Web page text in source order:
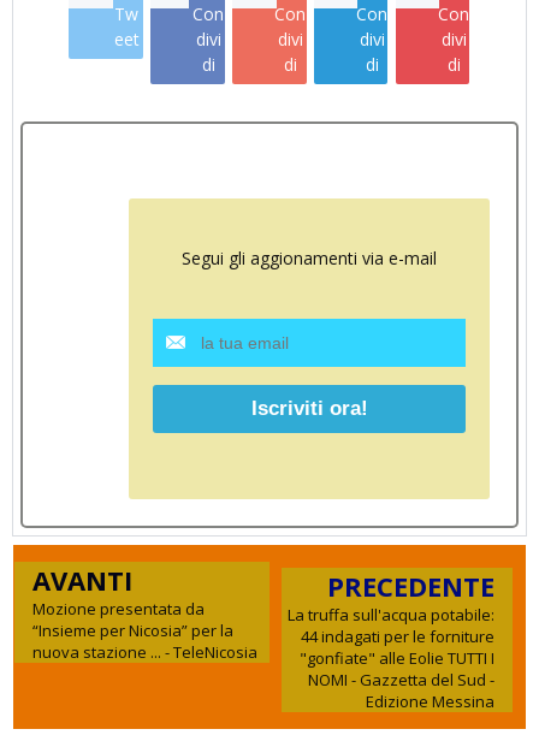
Tw
eet
Con
divi
di
Con
divi
di
Con
divi
di
Con
divi
di
Segui gli aggionamenti via e-mail
AVANTI
Mozione presentata da
“Insieme per Nicosia” per la
nuova stazione ... - TeleNicosia
PRECEDENTE
La truffa sull'acqua potabile:
44 indagati per le forniture
"gonfiate" alle Eolie TUTTI I
NOMI - Gazzetta del Sud -
Edizione Messina